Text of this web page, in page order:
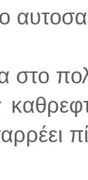
στο